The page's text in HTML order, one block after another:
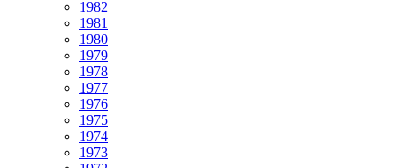
1982
1981
1980
1979
1978
1977
1976
1975
1974
1973